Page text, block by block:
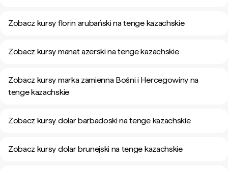
Zobacz kursy florin arubański na tenge kazachskie
Zobacz kursy manat azerski na tenge kazachskie
Zobacz kursy marka zamienna Bośni i Hercegowiny na
tenge kazachskie
Zobacz kursy dolar barbadoski na tenge kazachskie
Zobacz kursy dolar brunejski na tenge kazachskie